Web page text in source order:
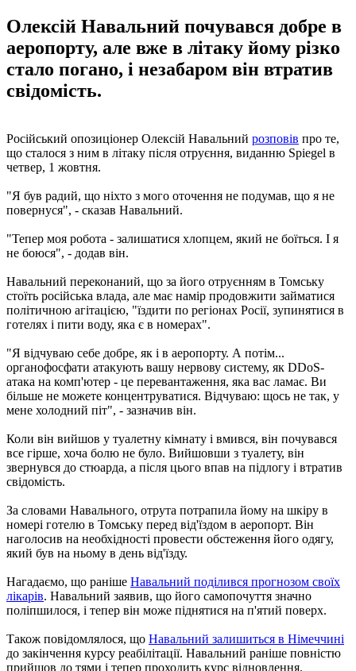
Олексій Навальний почувався добре в
аеропорту, але вже в літаку йому різко
стало погано, і незабаром він втратив
свідомість.
Російський опозиціонер Олексій Навальний розповів про те,
що сталося з ним в літаку після отруєння, виданню Spiegel в
четвер, 1 жовтня.
"Я був радий, що ніхто з мого оточення не подумав, що я не
повернуся", - сказав Навальний.
"Тепер моя робота - залишатися хлопцем, який не боїться. І я
не боюся", - додав він.
Навальний переконаний, що за його отруєнням в Томську
стоїть російська влада, але має намір продовжити займатися
політичною агітацією, "їздити по регіонах Росії, зупинятися в
готелях і пити воду, яка є в номерах".
"Я відчуваю себе добре, як і в аеропорту. А потім...
органофосфати атакують вашу нервову систему, як DDoS-
атака на комп'ютер - це перевантаження, яка вас ламає. Ви
більше не можете концентруватися. Відчуваю: щось не так, у
мене холодний піт", - зазначив він.
Коли він вийшов у туалетну кімнату і вмився, він почувався
все гірше, хоча болю не було. Вийшовши з туалету, він
звернувся до стюарда, а після цього впав на підлогу і втратив
свідомість.
За словами Навального, отрута потрапила йому на шкіру в
номері готелю в Томську перед від'їздом в аеропорт. Він
наголосив на необхідності провести обстеження його одягу,
який був на ньому в день від'їзду.
Нагадаємо, що раніше Навальний поділився прогнозом своїх
лікарів. Навальний заявив, що його самопочуття значно
поліпшилося, і тепер він може піднятися на п'ятий поверх.
Також повідомлялося, що Навальний залишиться в Німеччині
до закінчення курсу реабілітації. Навальний раніше повністю
прийшов до тями і тепер проходить курс відновлення.